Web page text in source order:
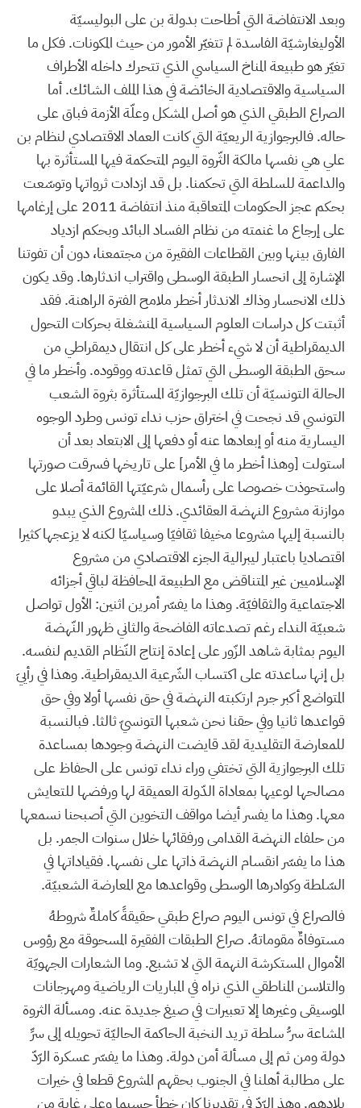
وبعد الانتفاضة التي أطاحت بدولة بن على البوليسيّة
الأوليغارشيّة الفاسدة لم تتغيّر الأمور من حيث المكونات. فكل ما
تغيّر هو طبيعة المناخ السياسي الذي تتحرك داخله الأطراف
السياسية والاقتصادية الخائضة في هذا الملف الشائك. أما
الصراع الطبقي الذي هو أصل المشكل وعلّة الأزمة فباق على
حاله. فالبرجوازية الريعيّة التي كانت العماد الاقتصادي لنظام بن
علي هي نفسها مالكة الثّروة اليوم المتحكمة فيها المستأثرة بها
والداعمة للسلطة التي تحكمنا. بل قد ازدادت ثرواتها وتوسّعت
بحكم عجز الحكومات المتعاقبة منذ انتفاضة 2011 على إرغامها
على إرجاع ما غنمته من نظام الفساد البائد وبحكم ازدياد
الفارق بينها وبين القطاعات الفقيرة من مجتمعنا، دون أن تفوتنا
الإشارة إلى انحسار الطبقة الوسطى واقتراب اندثارها. وقد يكون
ذلك الانحسار وذاك الاندثار أخطر ملامح الفترة الراهنة. فقد
أثبتت كل دراسات العلوم السياسية المنشغلة بحركات التحول
الديمقراطية أن لا شيء أخطر على كل انتقال ديمقراطي من
سحق الطبقة الوسطى التي تمثل قاعدته ووقوده. وأخطر ما في
الحالة التونسيّة أن تلك البرجوازيّة المستأثرة بثروة الشعب
التونسي قد نجحت في اختراق حزب نداء تونس وطرد الوجوه
اليسارية منه أو إبعادها عنه أو دفعها إلى الابتعاد بعد أن
استولت [وهذا أخطر ما في الأمر] على تاريخها فسرقت صورتها
واستحوذت خصوصا على رأسمال شرعيّتها القائمة أصلا على
موازنة مشروع النهضة العقائدي. ذلك المشروع الذي يبدو
بالنسبة إليها مشروعا مخيفا ثقافيّا وسياسيّا لكنه لا يزعجها كثيرا
اقتصاديا باعتبار ليبرالية الجزء الاقتصادي من مشروع
الإسلاميين غير المتناقض مع الطبيعة المحافظة لباقي أجزائه
الاجتماعية والثقافيّة. وهذا ما يفسّر أمرين اثنين: الأول تواصل
شعبيّة النداء رغم تصدعاته الفاضحة والثاني ظهور النّهضة
اليوم بمثابة شاهد الزّور على إعادة إنتاج النّظام القديم لنفسه.
بل إنها ساعدته على اكتساب الشّرعية الديمقراطية. وهذا في رأييَ
المتواضع أكبر جرم ارتكبته النهضة في حق نفسها أولا وفي حق
قواعدها ثانيا وفي حقنا نحن شعبها التونسيّ ثالثا. فبالنسبة
للمعارضة التقليدية لقد قايضت النهضة وجودها بمساعدة
تلك البرجوازية التي تختفي وراء نداء تونس على الحفاظ على
مصالحها لوعيها بمعاداة الدّولة العميقة لها ورفضها للتعايش
معها. وهذا ما يفسر أيضا مواقف التخوين التي أصبحنا نسمعها
من حلفاء النهضة القدامى ورفقائها خلال سنوات الجمر. بل
هذا ما يفسّر انقسام النهضة ذاتها على نفسها. فقياداتها في
السّلطة وكوادرها الوسطى وقواعدها مع المعارضة الشعبيّة.
فالصراع في تونس اليوم صراع طبقي حقيقةً كاملةٌ شروطهُ
مستوفاةٌ مقوماتهُ. صراع الطبقات الفقيرة المسحوقة مع رؤوس
الأموال المستكرشة النهمة التي لا تشبع. وما الشعارات الجهويّة
والتلاسن المناطقي الذي نراه في المباريات الرياضية ومهرجانات
الموسيقى وغيرها إلا تعبيرات في صيغ جديدة عنه. ومسألة الثروة
المشاعة سر ُّ سلطة تريد النخبة الحاكمة الحاليّة تحويله إلى سرِّ
دولة ومن ثم إلى مسألة أمن دولة. وهذا ما يفسّر عسكرة الرّدّ
على مطالبة أهلنا في الجنوب بحقهم المشروع قطعا في خيرات
بلادهم. وهذ الرّدّ في تقديرنا كان خطأ جسيما وعلى غاية من